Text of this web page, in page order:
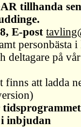
tillhanda
E-post
personbästa
deltagare på
finns att ladda
i inbjudan